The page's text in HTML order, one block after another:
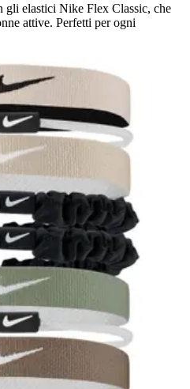
gli elastici Nike Flex Classic, che
attive. Perfetti per ogni